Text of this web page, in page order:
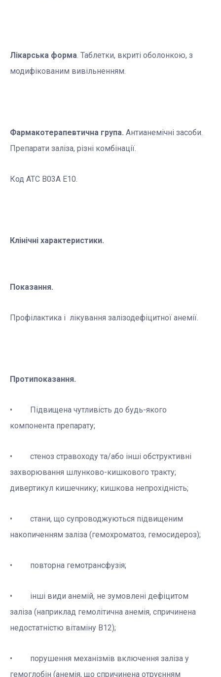
Лікарська форма . Таблетки, вкриті оболонкою, з
модифікованим вивільненням.
Фармакотерапевтична група. Антианемічні засоби.
Препарати заліза, різні комбінації.
Код АТС В03А Е10.
Клінічні характеристики.
Показання.
Профілактика і лікування залізодефіцитної анемії.
Протипоказання.
• Підвищена чутливість до будь-якого
компонента препарату;
• стеноз стравоходу та/або інші обструктивні
захворювання шлунково-кишкового тракту;
дивертикул кишечнику; кишкова непрохідність;
• стани, що супроводжуються підвищеним
накопиченням заліза (гемохроматоз, гемосидероз);
• повторна гемотрансфузія;
• інші види анемій, не зумовлені дефіцитом
заліза (наприклад гемолітична анемія, спричинена
недостатністю вітаміну В12);
• порушення механізмів включення заліза у
гемоглобін (анемія, що спричинена отруєнням